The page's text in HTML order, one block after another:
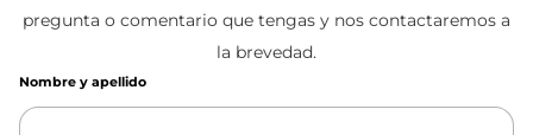
pregunta o comentario que tengas y nos contactaremos a
la brevedad.
Nombre y apellido